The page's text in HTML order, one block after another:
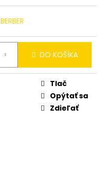
BERBER
DO KOŠÍKA
Tlač
Opýtať sa
Zdieľať